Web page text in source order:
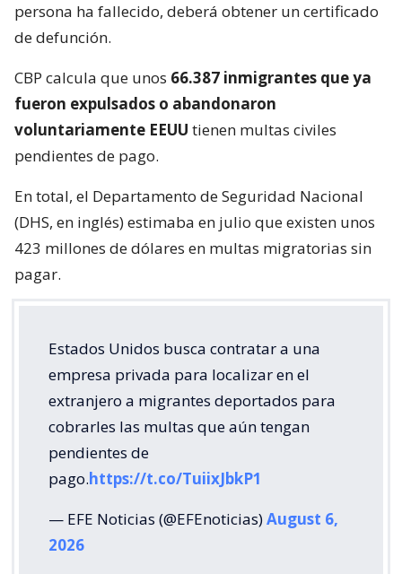
persona ha fallecido, deberá obtener un certificado
de defunción.
CBP calcula que unos 66.387 inmigrantes que ya
fueron expulsados o abandonaron
voluntariamente EEUU tienen multas civiles
pendientes de pago.
En total, el Departamento de Seguridad Nacional
(DHS, en inglés) estimaba en julio que existen unos
423 millones de dólares en multas migratorias sin
pagar.
Estados Unidos busca contratar a una
empresa privada para localizar en el
extranjero a migrantes deportados para
cobrarles las multas que aún tengan
pendientes de
pago.https://t.co/TuiixJbkP1
— EFE Noticias (@EFEnoticias)August 6,
2026